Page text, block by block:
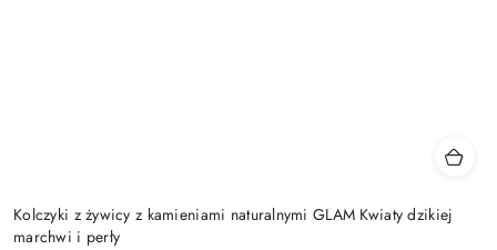
Kolczyki z żywicy z kamieniami naturalnymi GLAM Kwiaty dzikiej
marchwi i perły